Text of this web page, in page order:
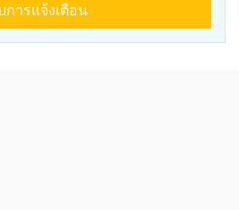
การแจ้งเตือน